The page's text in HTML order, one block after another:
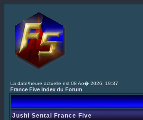
La date/heure actuelle est 08 Ao� 2026, 19:37
France Five Index du Forum
Jushi Sentai France Five